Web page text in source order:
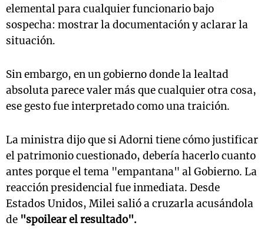
elemental para cualquier funcionario bajo
sospecha: mostrar la documentación y aclarar la
situación.
Sin embargo, en un gobierno donde la lealtad
absoluta parece valer más que cualquier otra cosa,
ese gesto fue interpretado como una traición.
La ministra dijo que si Adorni tiene cómo justificar
el patrimonio cuestionado, debería hacerlo cuanto
antes porque el tema "empantana" al Gobierno. La
reacción presidencial fue inmediata. Desde
Estados Unidos, Milei salió a cruzarla acusándola
de "spoilear el resultado".